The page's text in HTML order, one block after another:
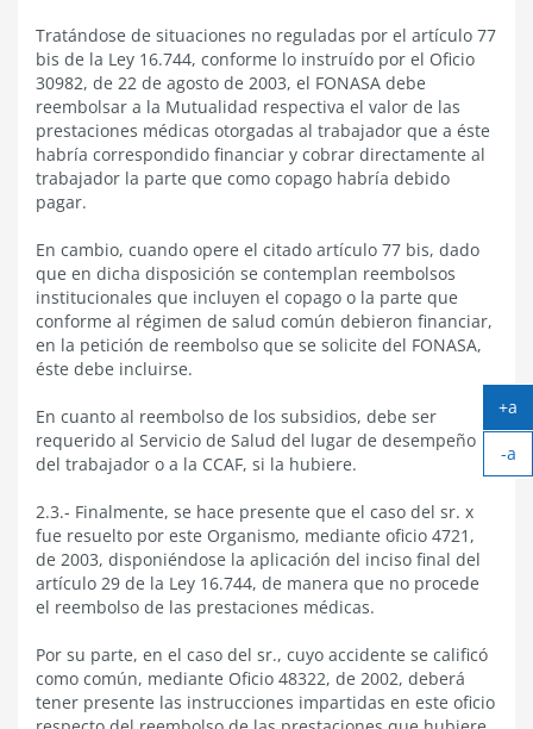
Tratándose de situaciones no reguladas por el artículo 77
bis de la Ley 16.744, conforme lo instruído por el Oficio
30982, de 22 de agosto de 2003, el FONASA debe
reembolsar a la Mutualidad respectiva el valor de las
prestaciones médicas otorgadas al trabajador que a éste
habría correspondido financiar y cobrar directamente al
trabajador la parte que como copago habría debido
pagar.
En cambio, cuando opere el citado artículo 77 bis, dado
que en dicha disposición se contemplan reembolsos
institucionales que incluyen el copago o la parte que
conforme al régimen de salud común debieron financiar,
en la petición de reembolso que se solicite del FONASA,
éste debe incluirse.
En cuanto al reembolso de los subsidios, debe ser
requerido al Servicio de Salud del lugar de desempeño
del trabajador o a la CCAF, si la hubiere.
2.3.- Finalmente, se hace presente que el caso del sr. x
fue resuelto por este Organismo, mediante oficio 4721,
de 2003, disponiéndose la aplicación del inciso final del
artículo 29 de la Ley 16.744, de manera que no procede
el reembolso de las prestaciones médicas.
Por su parte, en el caso del sr., cuyo accidente se calificó
como común, mediante Oficio 48322, de 2002, deberá
tener presente las instrucciones impartidas en este oficio
+a
-a